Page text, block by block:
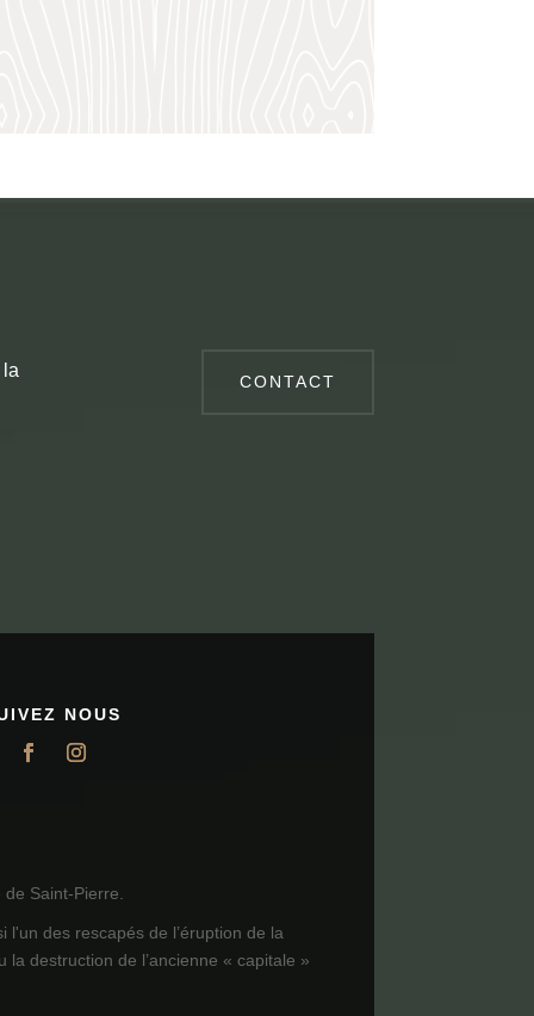
la
CONTACT
NOUS
Saint-Pierre.
l'un des rescapés de l’éruption de la
destruction de l’ancienne « capitale »